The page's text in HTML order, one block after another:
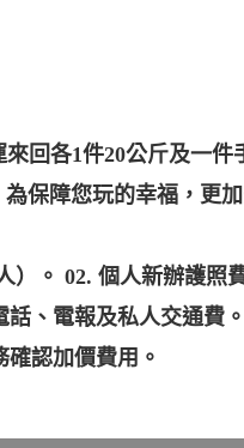
回各1件20公斤及一件
保障您玩的幸福，更
）。 02. 個人新辦護照
、電報及私人交通費
認加價費用。